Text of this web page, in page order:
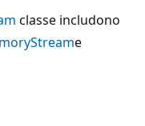
classe includono
e